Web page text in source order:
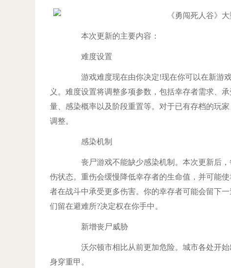
本次更新的主要内容：
难度设置
游戏难度现在由你决定!现在你可以在新游戏
义。难度设置将调整多项参数，包括幸存者需求、
量、感染概率以及阶段重置等。对于已有存档的玩
调整。
感染机制
丧尸游戏不能缺少感染机制。本次更新后，
伤状态。重伤会缓慢降低幸存者的生命值，并可能
者在战斗中承受更多伤害。你的幸存者可能会留下
们留在避难所?决定权在你手中。
新增丧尸威胁
沃尔顿市相比从前更加危险。城市各处开始
身穿重甲。